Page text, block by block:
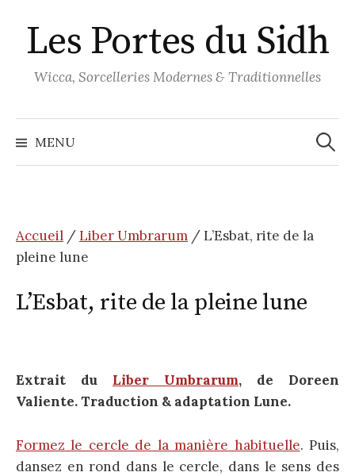
au
contenu
Les Portes du Sidh
Wicca, Sorcelleries Modernes & Traditionnelles
MENU
Accueil /Liber Umbrarum / L’Esbat, rite de la
pleine lune
L’Esbat, rite de la pleine lune
Extrait du Liber Umbrarum, de Doreen
Valiente. Traduction & adaptation Lune.
Formez le cercle de la manière habituelle. Puis,
dansez en rond dans le cercle, dans le sens des